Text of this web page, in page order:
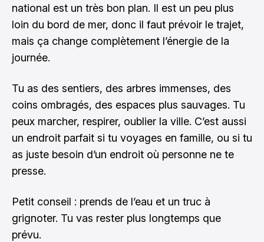
national est un très bon plan. Il est un peu plus
loin du bord de mer, donc il faut prévoir le trajet,
mais ça change complètement l’énergie de la
journée.
Tu as des sentiers, des arbres immenses, des
coins ombragés, des espaces plus sauvages. Tu
peux marcher, respirer, oublier la ville. C’est aussi
un endroit parfait si tu voyages en famille, ou si tu
as juste besoin d’un endroit où personne ne te
presse.
Petit conseil : prends de l’eau et un truc à
grignoter. Tu vas rester plus longtemps que
prévu.